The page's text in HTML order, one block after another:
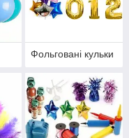
Фольговані кульки